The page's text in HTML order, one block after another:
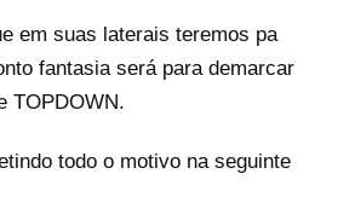
em suas laterais teremos pa
fantasia será para demarcar
TOPDOWN.
todo o motivo na seguinte